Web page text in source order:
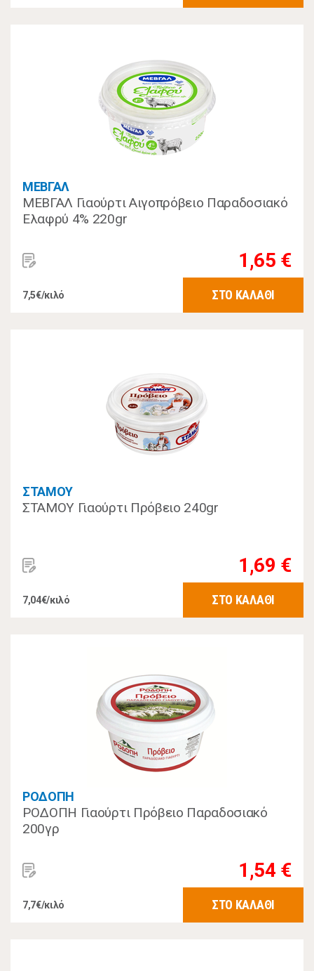
ΜΕΒΓΑΛ
ΜΕΒΓΑΛ Γιαούρτι Αιγοπρόβειο Παραδοσιακό
Ελαφρύ 4% 220gr
1,65 €
7,5€/κιλό ΣΤΟ ΚΑΛΑΘΙ
ΣΤΑΜΟΥ
ΣΤΑΜΟΥ Γιαούρτι Πρόβειο 240gr
1,69 €
7,04€/κιλό ΣΤΟ ΚΑΛΑΘΙ
ΡΟΔΟΠΗ
ΡΟΔΟΠΗ Γιαούρτι Πρόβειο Παραδοσιακό
200γρ
1,54 €
7,7€/κιλό ΣΤΟ ΚΑΛΑΘΙ